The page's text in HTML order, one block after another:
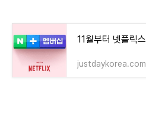
justdaykorea.com